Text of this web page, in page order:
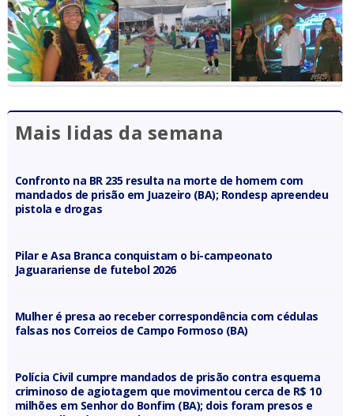
Mais lidas da semana
Confronto na BR 235 resulta na morte de homem com
mandados de prisão em Juazeiro (BA); Rondesp apreendeu
pistola e drogas
Pilar e Asa Branca conquistam o bi-campeonato
Jaguarariense de futebol 2026
Mulher é presa ao receber correspondência com cédulas
falsas nos Correios de Campo Formoso (BA)
Polícia Civil cumpre mandados de prisão contra esquema
criminoso de agiotagem que movimentou cerca de R$ 10
milhões em Senhor do Bonfim (BA); dois foram presos e